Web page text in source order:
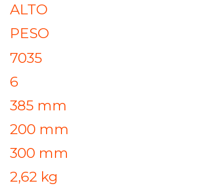
ALTO
PESO
7035
6
385 mm
200 mm
300 mm
2,62 kg